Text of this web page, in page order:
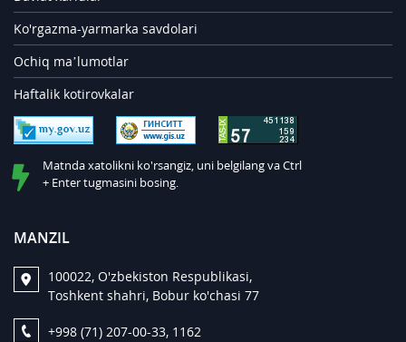
Ko'rgazma-yarmarka savdolari
Ochiq ma’lumotlar
Haftalik kotirovkalar
Matnda xatolikni ko'rsangiz, uni belgilang va Ctrl
+ Enter tugmasini bosing.
MANZIL
100022, O'zbekiston Respublikasi,
Toshkent shahri, Bobur ko'chasi 77
+998 (71) 207-00-33, 1162